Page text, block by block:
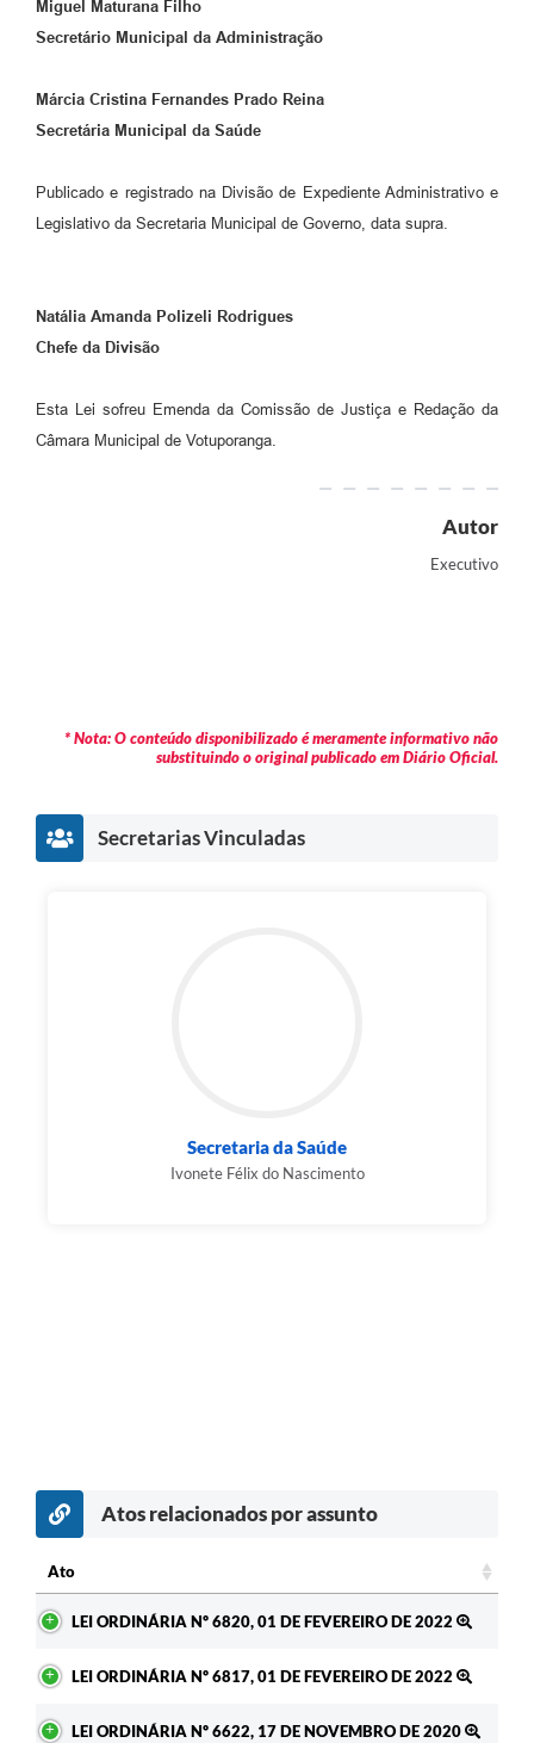
Miguel Maturana Filho
Secretário Municipal da Administração
Márcia Cristina Fernandes Prado Reina
Secretária Municipal da Saúde
Publicado e registrado na Divisão de Expediente Administrativo e
Legislativo da Secretaria Municipal de Governo, data supra.
Natália Amanda Polizeli Rodrigues
Chefe da Divisão
Esta Lei sofreu Emenda da Comissão de Justiça e Redação da
Câmara Municipal de Votuporanga.
Autor
Executivo
* Nota: O conteúdo disponibilizado é meramente informativo não
substituindo o original publicado em Diário Oficial.
Secretarias Vinculadas
Secretaria da Saúde
Ivonete Félix do Nascimento
Atos relacionados por assunto
Ato
LEI ORDINÁRIA Nº 6820, 01 DE FEVEREIRO DE 2022
LEI ORDINÁRIA Nº 6817, 01 DE FEVEREIRO DE 2022
LEI ORDINÁRIA Nº 6622, 17 DE NOVEMBRO DE 2020